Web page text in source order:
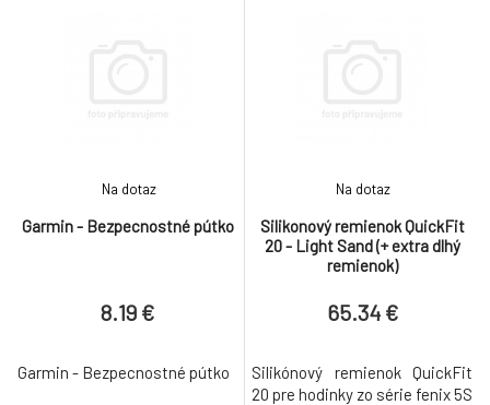
Garmin - Bezpecnostné pútko
Na dotaz
8.19 €
Garmin - Bezpecnostné pútko
Silikonový remienok QuickFit
20 - Light Sand (+ extra dlhý
remienok)
Na dotaz
65.34 €
Silikónový remienok QuickFit
20 pre hodinky zo série fenix 5S